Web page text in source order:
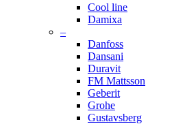
Cool line
Damixa
–
Danfoss
Dansani
Duravit
FM Mattsson
Geberit
Grohe
Gustavsberg